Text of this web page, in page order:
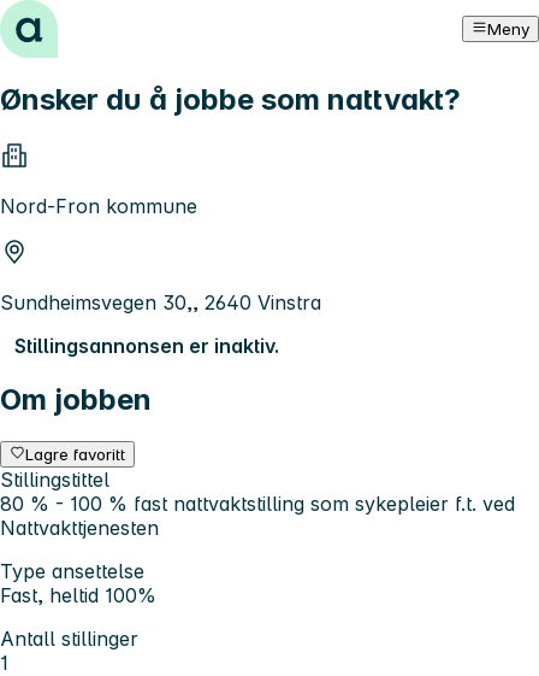
Hopp til innhold Meny
Ønsker du å jobbe som nattvakt?
Nord-Fron kommune
Sundheimsvegen 30,, 2640 Vinstra
Stillingsannonsen er inaktiv.
Om jobben
Lagre favoritt
Stillingstittel
80 % - 100 % fast nattvaktstilling som sykepleier f.t. ved
Nattvakttjenesten
Type ansettelse
Fast, heltid 100%
Antall stillinger
1